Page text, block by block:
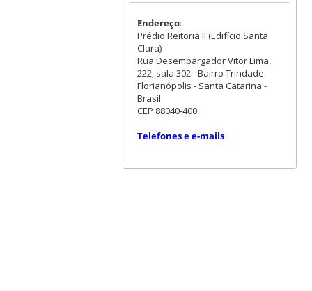
Endereço:
Prédio Reitoria II (Edifício Santa
Clara)
Rua Desembargador Vitor Lima,
222, sala 302 - Bairro Trindade
Florianópolis - Santa Catarina -
Brasil
CEP 88040-400
Telefones e e-mails